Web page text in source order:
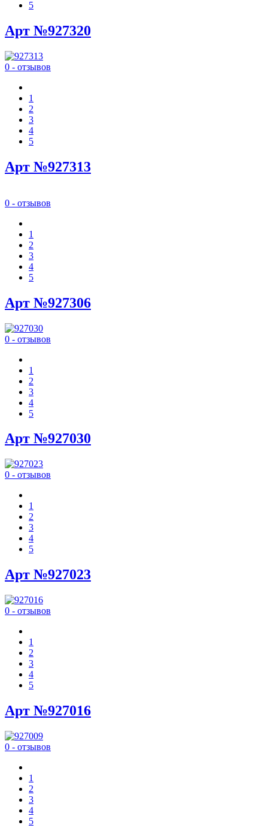
5
Арт №927320
0 - отзывов
1
2
3
4
5
Арт №927313
0 - отзывов
1
2
3
4
5
Арт №927306
0 - отзывов
1
2
3
4
5
Арт №927030
0 - отзывов
1
2
3
4
5
Арт №927023
0 - отзывов
1
2
3
4
5
Арт №927016
0 - отзывов
1
2
3
4
5